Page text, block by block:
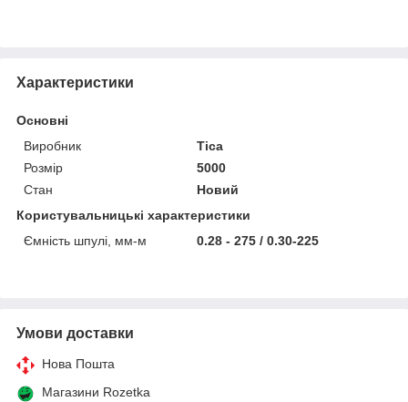
Характеристики
Основні
Виробник
Tica
Розмір
5000
Стан
Новий
Користувальницькі характеристики
Ємність шпулі, мм-м
0.28 - 275 / 0.30-225
Умови доставки
Нова Пошта
Магазини Rozetka